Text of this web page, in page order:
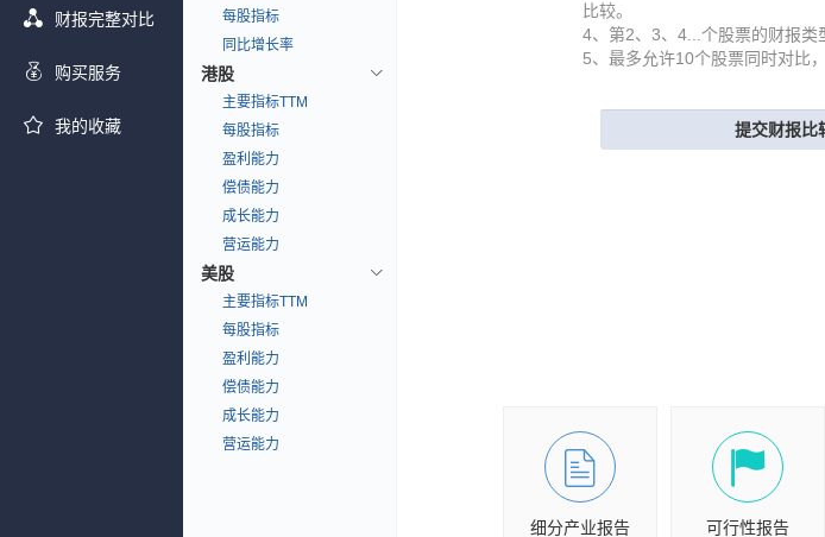
财报完整对比
购买服务
我的收藏
每股指标
同比增长率
港股
主要指标TTM
每股指标
盈利能力
偿债能力
成长能力
营运能力
美股
主要指标TTM
每股指标
盈利能力
偿债能力
成长能力
营运能力
比较。
4、第2、3、4...个股票的财报类
5、最多允许10个股票同时对比
细分产业报告 可行性报告